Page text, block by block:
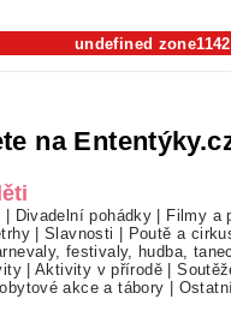
undefined zone1142
na
Divadelní pohádky Filmy a
|Slavnosti Poutě a
festivaly, hudba, tanec
|Aktivity v přírodě |
akce a tábory